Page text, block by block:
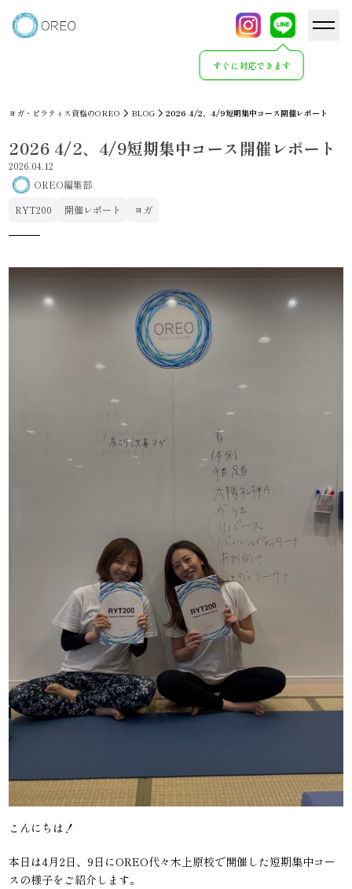
すぐに対応できます
ヨガ・ピラティス資格のOREO BLOG 2026 4/2、4/9短期集中コース開催レポート
2026 4/2、4/9短期集中コース開催レポート
2026.04.12
OREO編集部
RYT200
開催レポート ヨガ
こんにちは！
本日は4月2日、9日にOREO代々木上原校で開催した短期集中コー
スの様子をご紹介します。